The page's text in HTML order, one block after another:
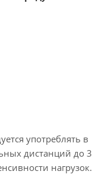
употреблять в
дистанций до 3
нагрузок.